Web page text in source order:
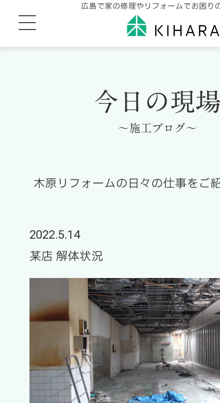
広島で家の修理やリフォームでお困り
今日の現
～施工ブログ～
木原リフォームの日々の仕事をご
2022.5.14
某店 解体状況